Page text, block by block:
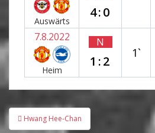
Auswärts
4:0
7.8.2022
Heim
N
1:2
1`
Beitragsnavigation
Hwang Hee-Chan